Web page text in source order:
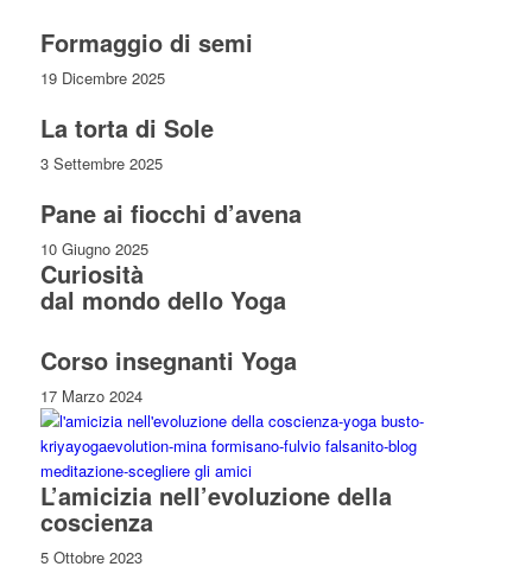
Formaggio di semi
19 Dicembre 2025
La torta di Sole
3 Settembre 2025
Pane ai fiocchi d’avena
10 Giugno 2025
Curiosità
dal mondo dello Yoga
Corso insegnanti Yoga
17 Marzo 2024
L’amicizia nell’evoluzione della
coscienza
5 Ottobre 2023